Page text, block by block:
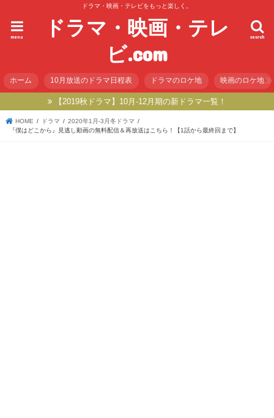
ドラマ・映画・テレビをもっと楽しく。
ドラマ・映画・テレ
ビ.com
search
menu
ホーム 10月放送のドラマ日程表 ドラマのロケ地 映画のロケ地
【2019秋ドラマ】10月-12月期の新ドラマ一覧！
HOME ドラマ
2020年1月-3月冬ドラマ
『僕はどこから』見逃し動画の無料配信＆再放送はこちら！【1話から最終回まで】